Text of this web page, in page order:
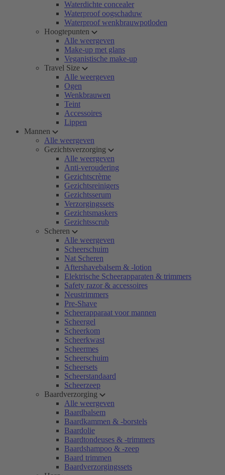
Waterdichte concealer
Waterproof oogschaduw
Waterproof wenkbrauwpotloden
Hoogtepunten
Alle weergeven
Make-up met glans
Veganistische make-up
Travel Size
Alle weergeven
Ogen
Wenkbrauwen
Teint
Accessoires
Lippen
Mannen
Alle weergeven
Gezichtsverzorging
Alle weergeven
Anti-veroudering
Gezichtscrème
Gezichtsreinigers
Gezichtsserum
Verzorgingssets
Gezichtsmaskers
Gezichtsscrub
Scheren
Alle weergeven
Scheerschuim
Nat Scheren
Aftershavebalsem & -lotion
Elektrische Scheerapparaten & trimmers
Safety razor & accessoires
Neustrimmers
Pre-Shave
Scheerapparaat voor mannen
Scheergel
Scheerkom
Scheerkwast
Scheermes
Scheerschuim
Scheersets
Scheerstandaard
Scheerzeep
Baardverzorging
Alle weergeven
Baardbalsem
Baardkammen & -borstels
Baardolie
Baardtondeuses & -trimmers
Baardshampoo & -zeep
Baard trimmen
Baardverzorgingssets